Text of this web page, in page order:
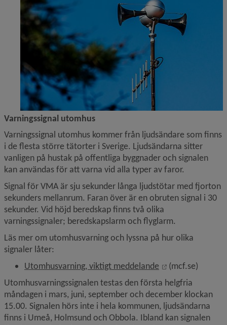
Varningssignal utomhus
Varningssignal utomhus kommer från ljudsändare som finns
i de flesta större tätorter i Sverige. Ljudsändarna sitter
vanligen på hustak på offentliga byggnader och signalen
kan användas för att varna vid alla typer av faror.
Signal för VMA är sju sekunder långa ljudstötar med fjorton
sekunders mellanrum. Faran över är en obruten signal i 30
sekunder. Vid höjd beredskap finns två olika
varningssignaler; beredskapslarm och flyglarm.
Läs mer om utomhusvarning och lyssna på hur olika
signaler låter:
Utomhusvarning, viktigt meddelande
Länk till annan
(mcf.se)
Utomhusvarningssignalen testas den första helgfria
måndagen i mars, juni, september och december klockan
15.00. Signalen hörs inte i hela kommunen, ljudsändarna
finns i Umeå, Holmsund och Obbola. Ibland kan signalen